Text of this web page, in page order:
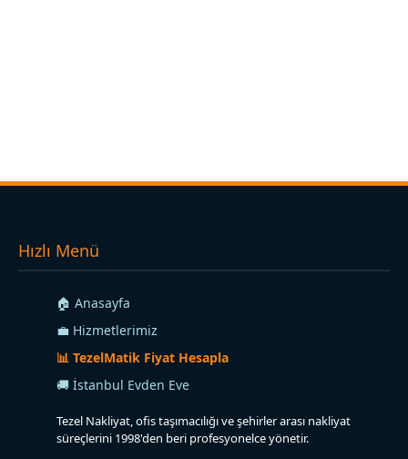
Hızlı Menü
🏠 Anasayfa
💼 Hizmetlerimiz
📊 TezelMatik Fiyat Hesapla
🚚 İstanbul Evden Eve
Tezel Nakliyat, ofis taşımacılığı ve şehirler arası nakliyat
süreçlerini 1998'den beri profesyonelce yönetir.